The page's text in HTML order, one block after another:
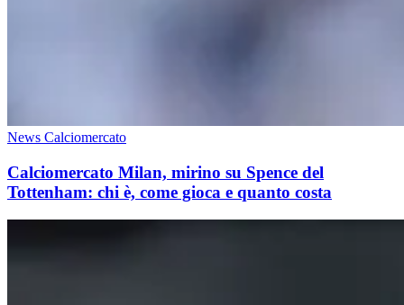
News Calciomercato
Calciomercato Milan, mirino su Spence del
Tottenham: chi è, come gioca e quanto costa